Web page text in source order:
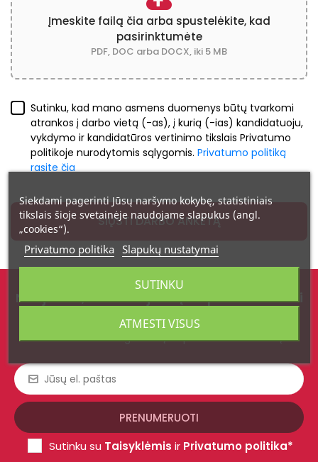
Įmeskite failą čia arba spustelėkite, kad
pasirinktumėte
PDF, DOC arba DOCX, iki 5 MB
Sutinku, kad mano asmens duomenys būtų tvarkomi
atrankos į darbo vietą (-as), į kurią (-ias) kandidatuoju,
vykdymo ir kandidatūros vertinimo tikslais Privatumo
politikoje nurodytomis sąlygomis. Privatumo politiką
rasite čia
SIŲSTI DARBO ANKETĄ
Naujienos, tendencijos ir įkvėpimas - tiesiai
Prenumeruokite - gaukite įkvėpimo ir 10% nuolaidą!
Sutinku su Taisyklėmis ir Privatumo politika*
Siekdami pagerinti Jūsų naršymo kokybę, statistiniais
tikslais šioje svetainėje naudojame slapukus (angl.
„cookies“).
Privatumo politika Slapukų nustatymai
ATMESTI VISUS
SUTINKU